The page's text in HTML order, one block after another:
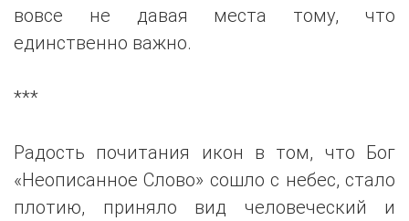
вовсе не давая места тому, что
единственно важно.
***
Радость почитания икон в том, что Бог
«Неописанное Слово» сошло с небес, стало
плотию, приняло вид человеческий и